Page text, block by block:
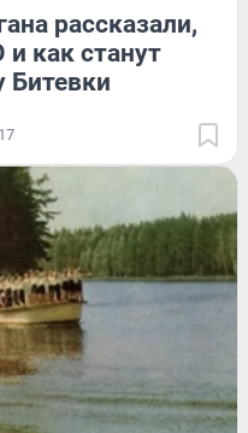
рассказали,
как станут
Битевки
17